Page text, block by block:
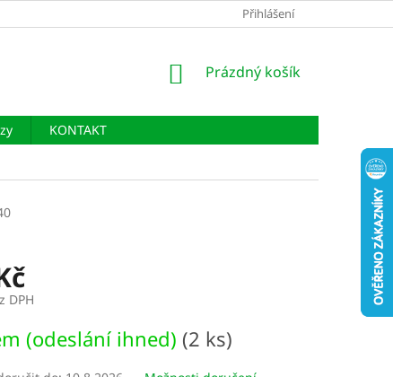
ŘÁD PODMÍNKY OCHRANY OSOBNÍCH ÚDAJŮ
Přihlášení
NÁKUPNÍ
Prázdný košík
KONTAKT
DPH
(odeslání ihned) (2 ks)